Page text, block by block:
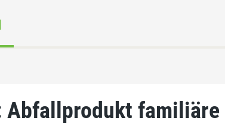
Abfallprodukt familiäre